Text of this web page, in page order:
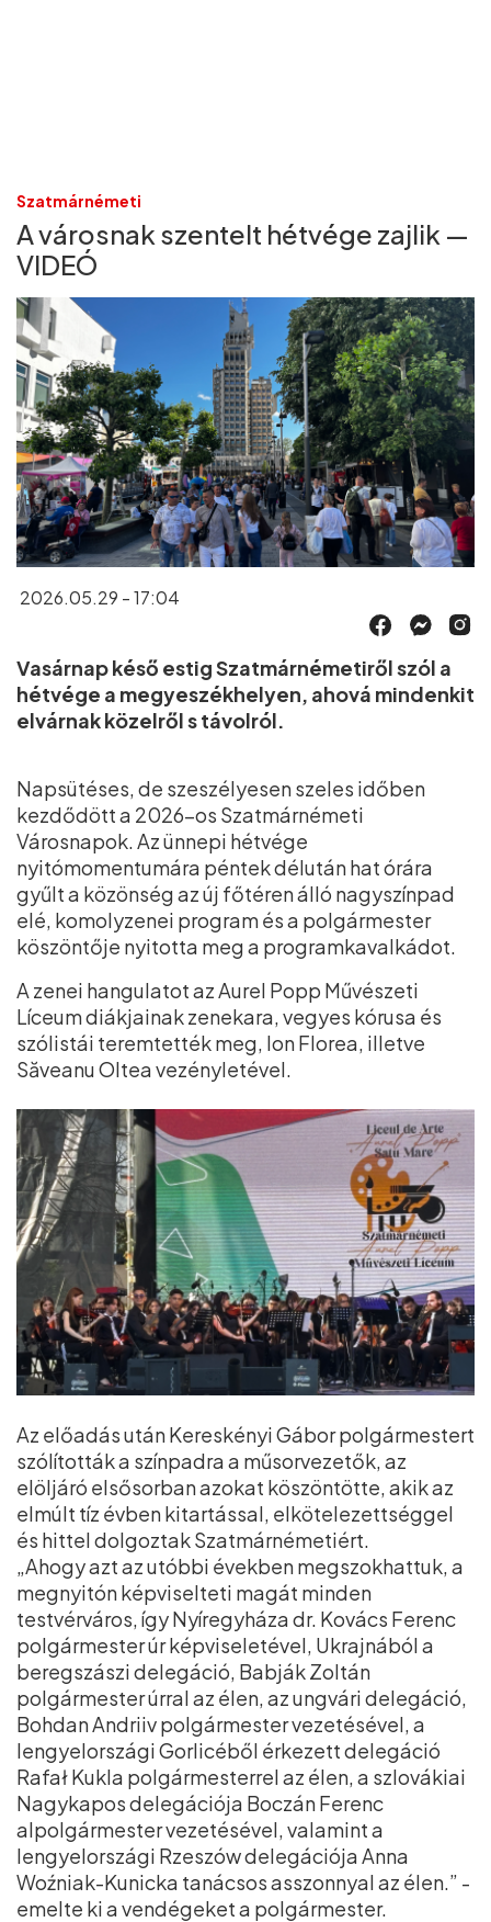
Szatmárnémeti
A városnak szentelt hétvége zajlik —
VIDEÓ
2026.05.29 - 17:04
Vasárnap késő estig Szatmárnémetiről szól a
hétvége a megyeszékhelyen, ahová mindenkit
elvárnak közelről s távolról.
Napsütéses, de szeszélyesen szeles időben
kezdődött a 2026-os Szatmárnémeti
Városnapok. Az ünnepi hétvége
nyitómomentumára péntek délután hat órára
gyűlt a közönség az új főtéren álló nagyszínpad
elé, komolyzenei program és a polgármester
köszöntője nyitotta meg a programkavalkádot.
A zenei hangulatot az Aurel Popp Művészeti
Líceum diákjainak zenekara, vegyes kórusa és
szólistái teremtették meg, Ion Florea, illetve
Săveanu Oltea vezényletével.
Az előadás után Kereskényi Gábor polgármestert
szólították a színpadra a műsorvezetők, az
elöljáró elsősorban azokat köszöntötte, akik az
elmúlt tíz évben kitartással, elkötelezettséggel
és hittel dolgoztak Szatmárnémetiért.
„Ahogy azt az utóbbi években megszokhattuk, a
megnyitón képviselteti magát minden
testvérváros, így Nyíregyháza dr. Kovács Ferenc
polgármester úr képviseletével, Ukrajnából a
beregszászi delegáció, Babják Zoltán
polgármester úrral az élen, az ungvári delegáció,
Bohdan Andriiv polgármester vezetésével, a
lengyelországi Gorlicéből érkezett delegáció
Rafał Kukla polgármesterrel az élen, a szlovákiai
Nagykapos delegációja Boczán Ferenc
alpolgármester vezetésével, valamint a
lengyelországi Rzeszów delegációja Anna
Woźniak-Kunicka tanácsos asszonnyal az élen.” -
emelte ki a vendégeket a polgármester.